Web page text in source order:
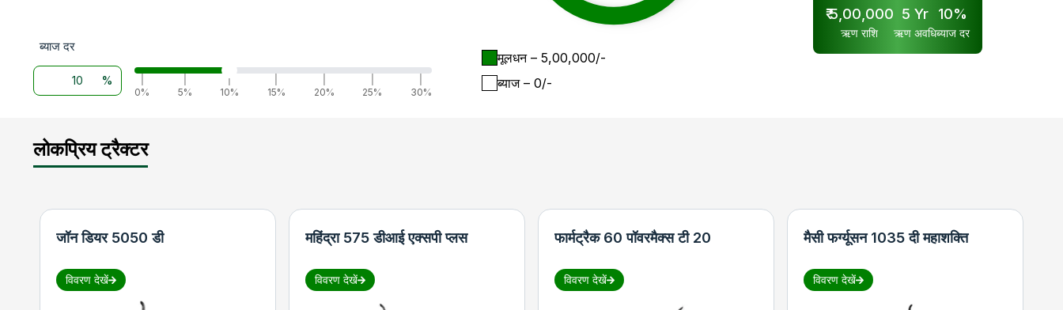
ब्याज दर
%
0%
5%
|
10%
15%
20%
25%
30%
मूलधन– ₹ 5,00,000/-
ब्याज– ₹ 0/-
₹5,00,000
ऋण राशि
5 Yr
ऋण अवधि
10%
ब्याज दर
लोकप्रिय ट्रैक्टर
जॉन डियर 5050 डी
विवरण देखें
महिंद्रा 575 डीआई एक्सपी प्लस
विवरण देखें
फार्मट्रैक 60 पॉवरमैक्स टी 20
विवरण देखें
मैसी फर्ग्यूसन 1035 दी महाशक्ति
विवरण देखें